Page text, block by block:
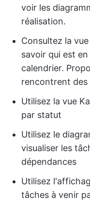
voir les
réalisation.
Consultez la
savoir qui est
calendrier.
rencontrent
Utilisez la vue
par statut
Utilisez le
visualiser les
dépendances
Utilisez
tâches à venir